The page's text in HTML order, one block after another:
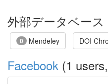
外部データベース
0 Mendeley DOI
Facebook (1